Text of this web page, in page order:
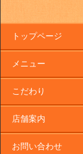
トップページ
メニュー
こだわり
店舗案内
お問い合わせ